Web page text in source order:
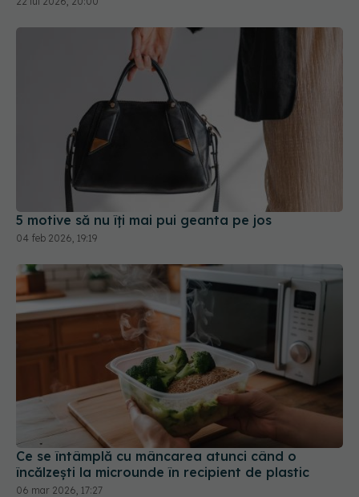
5 motive să nu îți mai pui geanta pe jos
04 feb 2026, 19:19
Ce se întâmplă cu mâncarea atunci când o
încălzești la microunde în recipient de plastic
06 mar 2026, 17:27